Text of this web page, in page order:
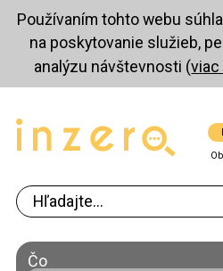
Používaním tohto webu
na poskytovanie služieb,
analýzu návštevnosti (
Čo